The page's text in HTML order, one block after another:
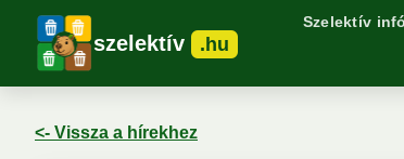
szelektív .hu
Szelektív infó
<- Vissza a hírekhez